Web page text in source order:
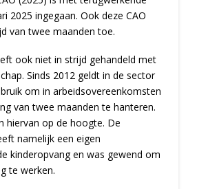
2025 ingegaan. Ook deze CAO
van twee maanden toe.
ook niet in strijd gehandeld met
Sinds 2012 geldt in de sector
om in arbeidsovereenkomsten
van twee maanden te hanteren.
hiervan op de hoogte. De
namelijk een eigen
kinderopvang en was gewend om
te werken.